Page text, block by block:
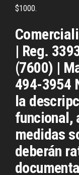
$1000.
| Reg.
(7600) |
494-3954
la
funcional,
medidas
deberán